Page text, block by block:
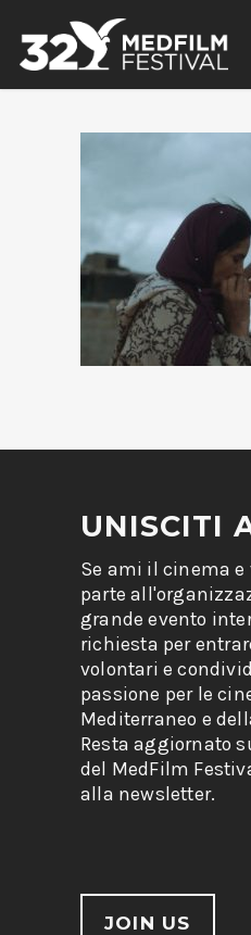
UNISCITI
Se ami il cinema e
parte
grande evento
richiesta per
volontari e
passione per le
Mediterraneo e
Resta aggiornato
del MedFilm
alla newsletter.
JOIN US